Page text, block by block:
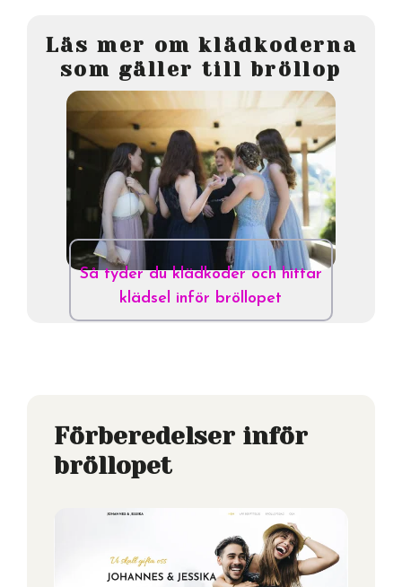
Läs mer om klädkoderna
som gäller till bröllop
Så tyder du klädkoder och hittar
klädsel inför bröllopet
Förberedelser inför
bröllopet